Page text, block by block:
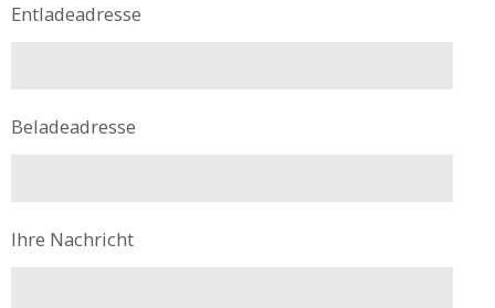
Entladeadresse
Beladeadresse
Ihre Nachricht